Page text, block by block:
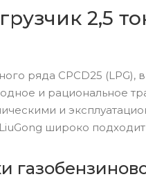
2,5
ряда CPCD25
и рациональное
и
широко